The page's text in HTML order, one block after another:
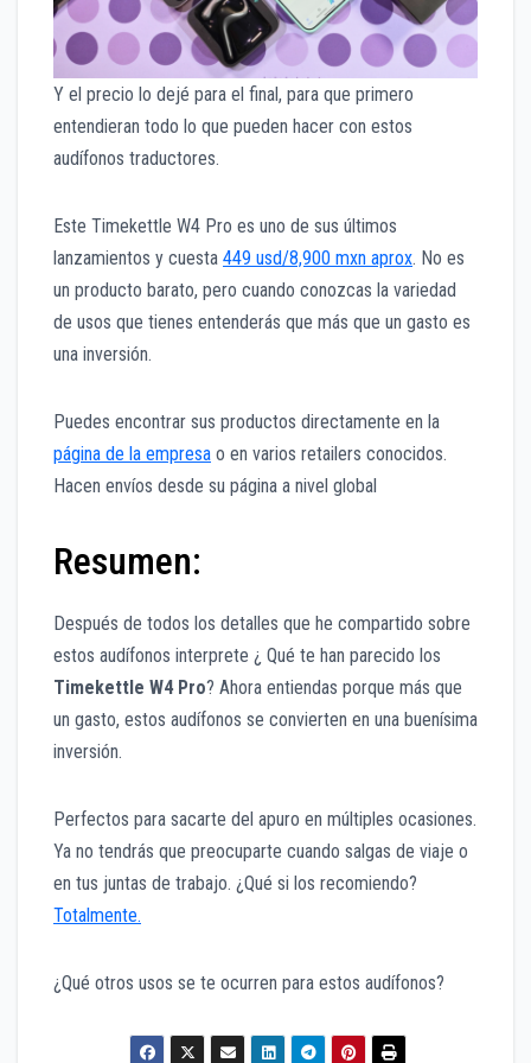
Y el precio lo dejé para el final, para que primero
entendieran todo lo que pueden hacer con estos
audífonos traductores.
Este Timekettle W4 Pro es uno de sus últimos
lanzamientos y cuesta 449 usd/8,900 mxn aprox. No es
un producto barato, pero cuando conozcas la variedad
de usos que tienes entenderás que más que un gasto es
una inversión.
Puedes encontrar sus productos directamente en la
página de la empresa o en varios retailers conocidos.
Hacen envíos desde su página a nivel global
Resumen:
Después de todos los detalles que he compartido sobre
estos audífonos interprete ¿ Qué te han parecido los
Timekettle W4 Pro? Ahora entiendas porque más que
un gasto, estos audífonos se convierten en una buenísima
inversión.
Perfectos para sacarte del apuro en múltiples ocasiones.
Ya no tendrás que preocuparte cuando salgas de viaje o
en tus juntas de trabajo. ¿Qué si los recomiendo?
Totalmente.
¿Qué otros usos se te ocurren para estos audífonos?